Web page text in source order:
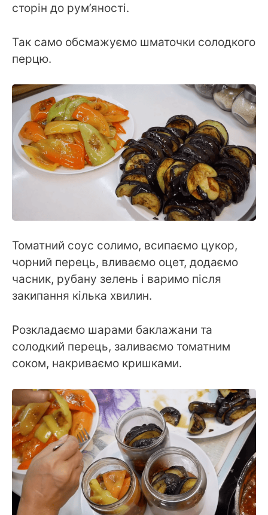
сторін до рум’яності.
Так само обсмажуємо шматочки солодкого
перцю.
Томатний соус солимо, всипаємо цукор,
чорний перець, вливаємо оцет, додаємо
часник, рубану зелень і варимо після
закипання кілька хвилин.
Розкладаємо шарами баклажани та
солодкий перець, заливаємо томатним
соком, накриваємо кришками.